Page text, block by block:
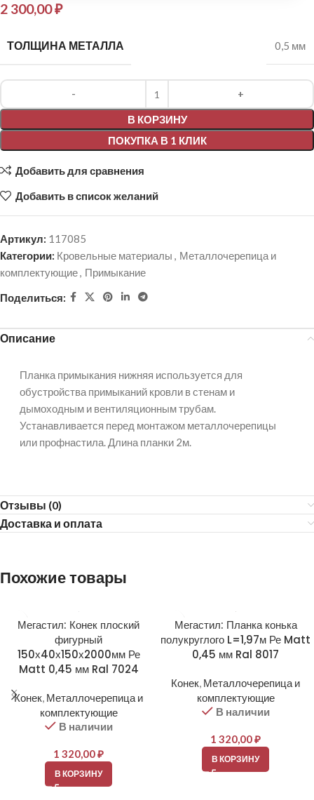
2 300,00₽
ТОЛЩИНА МЕТАЛЛА 0,5 мм
В КОРЗИНУ
ПОКУПКА В 1 КЛИК
Alternative:
Добавить для сравнения
Добавить в список желаний
Артикул: 117085
Категории: Кровельные материалы , Металлочерепица и
комплектующие, Примыкание
Поделиться:
Описание
Планка примыкания нижняя используется для
обустройства примыканий кровли в стенам и
дымоходным и вентиляционным трубам.
Устанавливается перед монтажом металлочерепицы
или профнастила. Длина планки 2м.
Отзывы (0)
Доставка и оплата
Похожие товары
Мегастил: Конек плоский
фигурный
150х40х150х2000мм Ре
Matt 0,45 мм Ral 7024
Конек, Металлочерепица и
комплектующие
В наличии
1 320,00₽
В КОРЗИНУ
Мегастил: Планка конька
полукруглого L=1,97м Ре Matt
0,45 мм Ral 8017
Конек, Металлочерепица и
комплектующие
В наличии
1 320,00₽
В КОРЗИНУ